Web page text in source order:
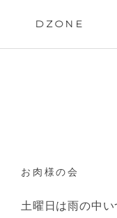
DZONE
お肉様の会
土曜日は雨の中